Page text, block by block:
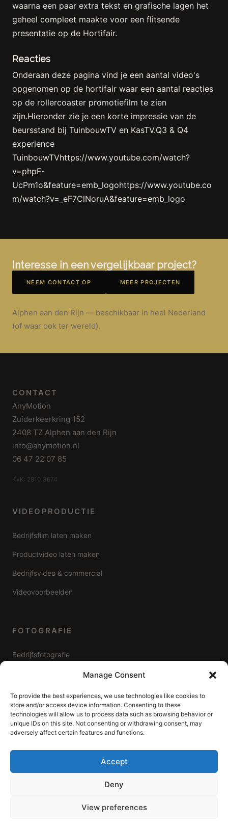
Manage Consent
To provide the best experiences, we use technologies like cookies to
store and/or access device information. Consenting to these
technologies will allow us to process data such as browsing behavior or
unique IDs on this site. Not consenting or withdrawing consent, may
adversely affect certain features and functions.
Accept
Deny
View preferences
waarna een paar extra tekst en grafische lagen het
geheel compleet maakte voor een flitsende
presentatie op de Hortifair.
Reacties
Onderaan deze pagina vind je een aantal video's
opgenomen op de hortifair waar een aantal reacties
op de rollercoaster promotiefilm te zien
zijn.Hieronder zie je een korte impressie van de
beursstand bij TuinbouwTV en KasTV.Q3 & Q4
experience
TuinbouwTVhttps://www.youtube.com/watch?
v=phpF-
UcPm1o&feature=emb_logohttps://www.youtube.co
m/watch?v=_eF7ClNoruA&feature=emb_logo
Interesse in een vergelijkbaar project?
NEEM CONTACT OP MEER PROJECTEN
Alphen aan den Rijn — beschikbaar in heel Nederland
(of waar ook ter wereld).
CONTACT
AnyMotion
Zuiderkeerkring 152
2408 TZ Alphen aan den Rijn
info@anymotion.nl
06 47 22 07 85
KvK: 2810.3674
VIDEOPRODUCTIE
Bedrijfsfilm laten maken
Productvideo laten maken
Bedrijfsvideo & commercial
Videovoorbeelden
FOTOGRAFIE
Bedrijfsfotografie
WERKGEBIED
Videoproductie Alphen aan den Rijn
Videoproductie Gouda